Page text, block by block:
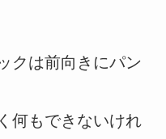
クは前向きにパン
何もできないけれ